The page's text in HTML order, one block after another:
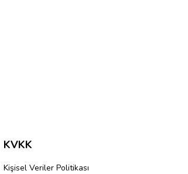
KVKK
Kişisel Veriler Politikası